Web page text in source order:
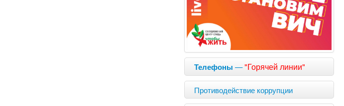
Телефоны —"Горячей линии"
Противодействие коррупции